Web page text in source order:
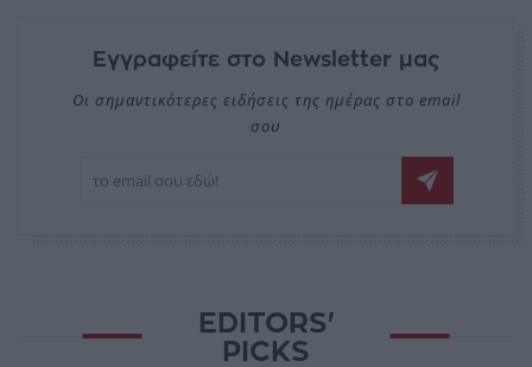
Εγγραφείτε στο Newsletter μας
Οι σημαντικότερες ειδήσεις της ημέρας στο email
σου
EDITORS'
PICKS